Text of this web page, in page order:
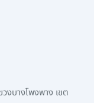
งบางโพงพาง เขต